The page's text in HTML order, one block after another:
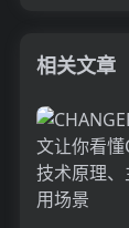
相关文章